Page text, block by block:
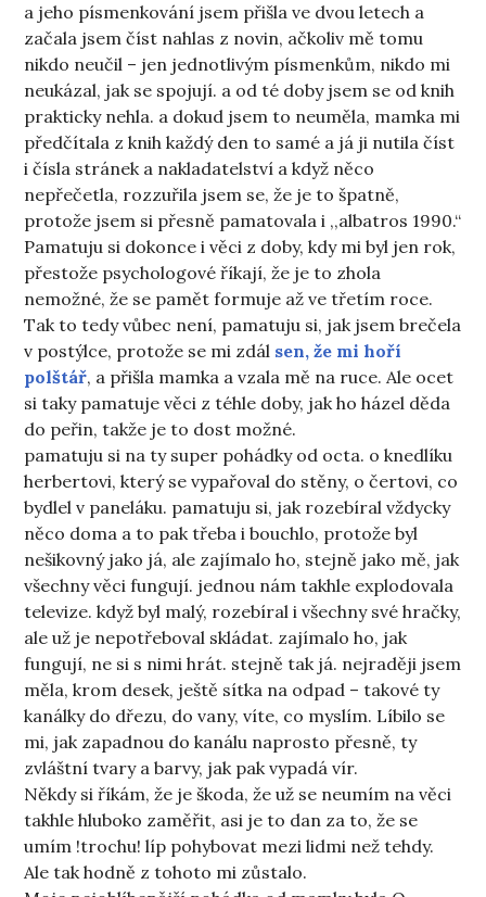
a jeho písmenkování jsem přišla ve dvou letech a
začala jsem číst nahlas z novin, ačkoliv mě tomu
nikdo neučil – jen jednotlivým písmenkům, nikdo mi
neukázal, jak se spojují. a od té doby jsem se od knih
prakticky nehla. a dokud jsem to neuměla, mamka mi
předčítala z knih každý den to samé a já ji nutila číst
i čísla stránek a nakladatelství a když něco
nepřečetla, rozzuřila jsem se, že je to špatně,
protože jsem si přesně pamatovala i ,,albatros 1990.“
Pamatuju si dokonce i věci z doby, kdy mi byl jen rok,
přestože psychologové říkají, že je to zhola
nemožné, že se pamět formuje až ve třetím roce.
Tak to tedy vůbec není, pamatuju si, jak jsem brečela
v postýlce, protože se mi zdál sen, že mi hoří
polštář, a přišla mamka a vzala mě na ruce. Ale ocet
si taky pamatuje věci z téhle doby, jak ho házel děda
do peřin, takže je to dost možné.
pamatuju si na ty super pohádky od octa. o knedlíku
herbertovi, který se vypařoval do stěny, o čertovi, co
bydlel v paneláku. pamatuju si, jak rozebíral vždycky
něco doma a to pak třeba i bouchlo, protože byl
nešikovný jako já, ale zajímalo ho, stejně jako mě, jak
všechny věci fungují. jednou nám takhle explodovala
televize. když byl malý, rozebíral i všechny své hračky,
ale už je nepotřeboval skládat. zajímalo ho, jak
fungují, ne si s nimi hrát. stejně tak já. nejraději jsem
měla, krom desek, ještě sítka na odpad – takové ty
kanálky do dřezu, do vany, víte, co myslím. Líbilo se
mi, jak zapadnou do kanálu naprosto přesně, ty
zvláštní tvary a barvy, jak pak vypadá vír.
Někdy si říkám, že je škoda, že už se neumím na věci
takhle hluboko zaměřit, asi je to dan za to, že se
umím !trochu! líp pohybovat mezi lidmi než tehdy.
Ale tak hodně z tohoto mi zůstalo.